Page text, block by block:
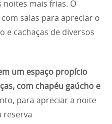
noites mais frias. O
salas para apreciar o
e cachaças de diversos
um espaço propício
com chapéu gaúcho e
para apreciar a noite
reserva